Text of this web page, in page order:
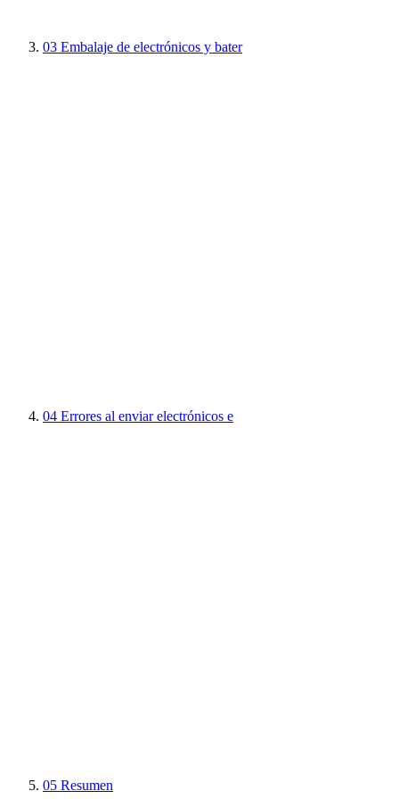
03 Embalaje de electrónicos y bater
04 Errores al enviar electrónicos e
05 Resumen